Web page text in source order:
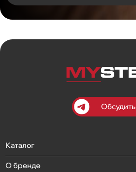
Обсудить
Каталог
О бренде